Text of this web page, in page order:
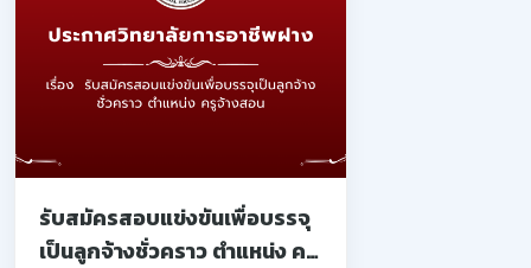
รับสมัครสอบแข่งขันเพื่อบรรจุ
เป็นลูกจ้างชั่วคราว ตำแหน่ง ครู